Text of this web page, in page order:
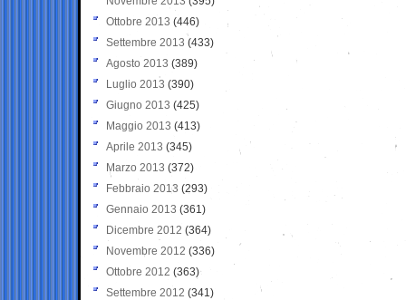
Ottobre 2013 (446)
Settembre 2013 (433)
Agosto 2013 (389)
Luglio 2013 (390)
Giugno 2013 (425)
Maggio 2013 (413)
Aprile 2013 (345)
Marzo 2013 (372)
Febbraio 2013 (293)
Gennaio 2013 (361)
Dicembre 2012 (364)
Novembre 2012 (336)
Ottobre 2012 (363)
Settembre 2012 (341)